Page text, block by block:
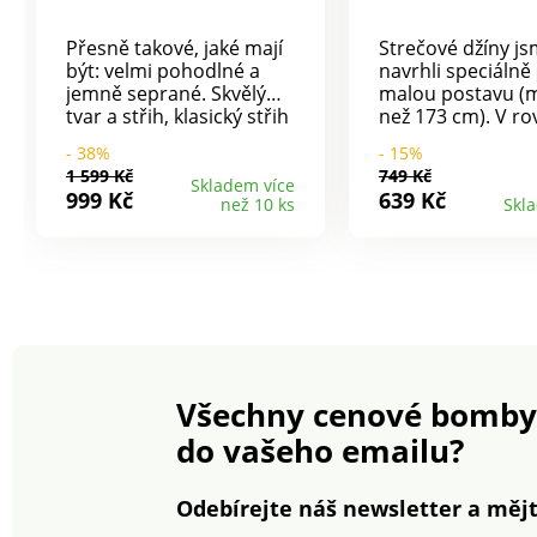
Přesně takové, jaké mají
být: velmi pohodlné a
jemně seprané. Skvělý
tvar a střih, klasický střih
nohavicemi. Obsah
elastanu zajišťuje
pohodlnou volnost
- 38%
1 599 Kč
999 Kč
Skladem více
než 10 ks
Strečové džíny
navrhli speciálně
malou postavu
než 173 cm). V
kombinovat s
oblíbenými kousky.
Rovný střih
Oeko-Tex (n° CQ
IFTH). Tato známka
označuje textilní
laboratorním
široké spektrum
- 15%
749 Kč
639 Kč
Všechny cenové bomby
do vašeho emailu?
Odebírejte náš newsletter a